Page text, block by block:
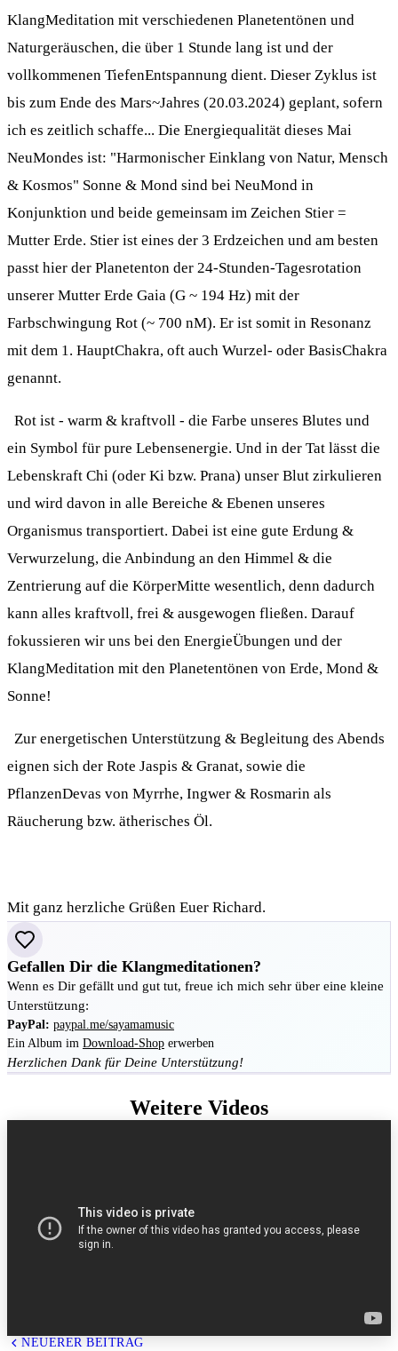
KlangMeditation mit verschiedenen Planetentönen und
Naturgeräuschen, die über 1 Stunde lang ist und der
vollkommenen TiefenEntspannung dient. Dieser Zyklus ist
bis zum Ende des Mars~Jahres (20.03.2024) geplant, sofern
ich es zeitlich schaffe... Die Energiequalität dieses Mai
NeuMondes ist: "Harmonischer Einklang von Natur, Mensch
& Kosmos" Sonne & Mond sind bei NeuMond in
Konjunktion und beide gemeinsam im Zeichen Stier =
Mutter Erde. Stier ist eines der 3 Erdzeichen und am besten
passt hier der Planetenton der 24-Stunden-Tagesrotation
unserer Mutter Erde Gaia (G ~ 194 Hz) mit der
Farbschwingung Rot (~ 700 nM). Er ist somit in Resonanz
mit dem 1. HauptChakra, oft auch Wurzel- oder BasisChakra
genannt.
Rot ist - warm & kraftvoll - die Farbe unseres Blutes und
ein Symbol für pure Lebensenergie. Und in der Tat lässt die
Lebenskraft Chi (oder Ki bzw. Prana) unser Blut zirkulieren
und wird davon in alle Bereiche & Ebenen unseres
Organismus transportiert. Dabei ist eine gute Erdung &
Verwurzelung, die Anbindung an den Himmel & die
Zentrierung auf die KörperMitte wesentlich, denn dadurch
kann alles kraftvoll, frei & ausgewogen fließen. Darauf
fokussieren wir uns bei den EnergieÜbungen und der
KlangMeditation mit den Planetentönen von Erde, Mond &
Sonne!
Zur energetischen Unterstützung & Begleitung des Abends
eignen sich der Rote Jaspis & Granat, sowie die
PflanzenDevas von Myrrhe, Ingwer & Rosmarin als
Räucherung bzw. ätherisches Öl.
Mit ganz herzliche Grüßen Euer Richard.
Gefallen Dir die Klangmeditationen?
Wenn es Dir gefällt und gut tut, freue ich mich sehr über eine kleine
Unterstützung:
PayPal: paypal.me/sayamamusic
Ein Album im Download-Shop erwerben
Herzlichen Dank für Deine Unterstützung!
Weitere Videos
NEUERER BEITRAG